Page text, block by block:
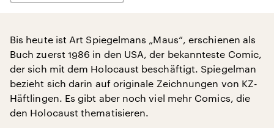
Bis heute ist Art Spiegelmans „Maus“, erschienen als
Buch zuerst 1986 in den USA, der bekannteste Comic,
der sich mit dem Holocaust beschäftigt. Spiegelman
bezieht sich darin auf originale Zeichnungen von KZ-
Häftlingen. Es gibt aber noch viel mehr Comics, die
den Holocaust thematisieren.